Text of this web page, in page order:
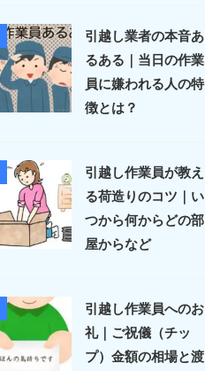
引越し業者の本音あ
るある｜当日の作業
員に嫌われる人の特
徴とは？
引越し作業員が教え
る荷造りのコツ｜い
つから何からどの部
屋からなど
引越し作業員へのお
礼｜ご祝儀（チッ
プ）金額の相場と渡